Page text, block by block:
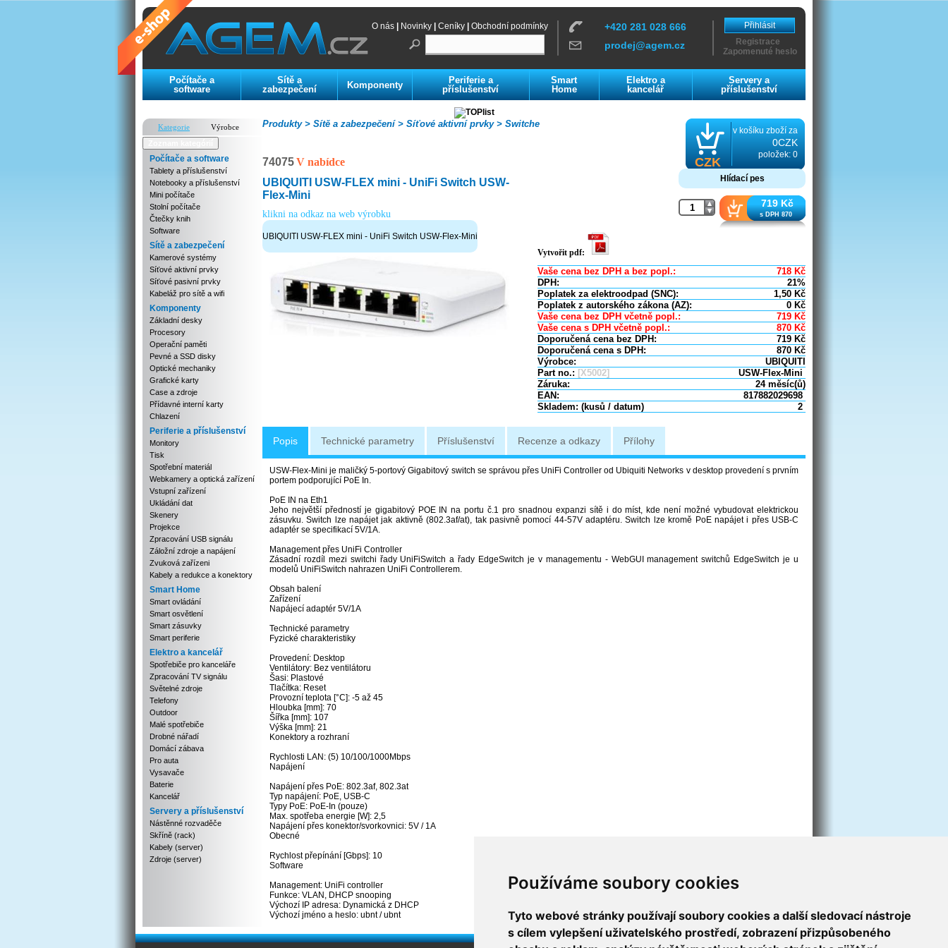
Používáme soubory cookies
Tyto webové stránky používají soubory cookies a další sledovací nástroje
s cílem vylepšení uživatelského prostředí, zobrazení přizpůsobeného
O nás Novinky Ceníky Obchodní podmínky
+420 281 028 666
prodej@agem.cz
Přihlásit
Registrace
Zapomenuté heslo
Počítače a
software
Sítě a
zabezpečení
Komponenty
Periferie a
příslušenství
Smart
Home
Elektro a
kancelář
Servery a
příslušenství
Kategorie
Výrobce
Počítače a software
Tablety a příslušenství
Notebooky a příslušenství
Mini počítače
Stolní počítače
Čtečky knih
Software
Sítě a zabezpečení
Kamerové systémy
Síťové aktivní prvky
Síťové pasivní prvky
Kabeláž pro sítě a wifi
Komponenty
Základní desky
Procesory
Operační paměti
Pevné a SSD disky
Optické mechaniky
Grafické karty
Case a zdroje
Přídavné interní karty
Chlazení
Periferie a příslušenství
Monitory
Tisk
Spotřební materiál
Webkamery a optická zařízení
Vstupní zařízení
Ukládání dat
Skenery
Projekce
Zpracování USB signálu
Záložní zdroje a napájení
Zvuková zařízeni
Kabely a redukce a konektory
Smart Home
Smart ovládání
Smart osvětlení
Smart zásuvky
Smart periferie
Elektro a kancelář
Spotřebiče pro kanceláře
Zpracování TV signálu
Světelné zdroje
Telefony
Outdoor
Malé spotřebiče
Drobné nářadí
Domácí zábava
Pro auta
Vysavače
Baterie
Kancelář
Servery a příslušenství
Nástěnné rozvaděče
Skříně (rack)
Kabely (server)
Zdroje (server)
Switche
Síťové aktivní prvky >
Sítě a zabezpečení >
Produkty >
CZK
v košíku zboží za
0CZK
položek: 0
74075V nabídce
UBIQUITI USW-FLEX mini - UniFi Switch USW-
Flex-Mini
klikni na odkaz na web výrobku
UBIQUITI USW-FLEX mini - UniFi Switch USW-Flex-Mini
Hlídací pes
719 Kč
s DPH 870
Vytvořit pdf:
Vaše cena bez DPH a bez popl.: 718 Kč
DPH:
21%
Poplatek za elektroodpad (SNC):
1,50 Kč
Poplatek z autorského zákona (AZ):
0 Kč
Vaše cena bez DPH včetně popl.:
719 Kč
Vaše cena s DPH včetně popl.:
870 Kč
Doporučená cena bez DPH:
719 Kč
Doporučená cena s DPH:
870 Kč
Výrobce:
UBIQUITI
Part no.: [X5002]
USW-Flex-Mini
Záruka:
24 měsíc(ů)
EAN:
817882029698
Skladem: (kusů / datum)
2
Popis Technické parametry Příslušenství Recenze a odkazy Přílohy
USW-Flex-Mini je maličký 5-portový Gigabitový switch se správou přes UniFi Controller od Ubiquiti Networks v desktop provedení s prvním
portem podporující PoE In.
PoE IN na Eth1
Jeho největší předností je gigabitový POE IN na portu č.1 pro snadnou expanzi sítě i do míst, kde není možné vybudovat elektrickou
zásuvku. Switch lze napájet jak aktivně (802.3af/at), tak pasivně pomocí 44-57V adaptéru. Switch lze kromě PoE napájet i přes USB-C
adaptér se specifikací 5V/1A.
Management přes UniFi Controller
Zásadní rozdíl mezi switchi řady UniFiSwitch a řady EdgeSwitch je v managementu - WebGUI management switchů EdgeSwitch je u
modelů UniFiSwitch nahrazen UniFi Controllerem.
Obsah balení
Zařízení
Napájecí adaptér 5V/1A
Technické parametry
Fyzické charakteristiky
Provedení: Desktop
Ventilátory: Bez ventilátoru
Šasi: Plastové
Tlačítka: Reset
Provozní teplota [°C]: -5 až 45
Hloubka [mm]: 70
Šířka [mm]: 107
Výška [mm]: 21
Konektory a rozhraní
Rychlosti LAN: (5) 10/100/1000Mbps
Napájení
Napájení přes PoE: 802.3af, 802.3at
Typ napájení: PoE, USB-C
Typy PoE: PoE-In (pouze)
Max. spotřeba energie [W]: 2,5
Napájení přes konektor/svorkovnici: 5V / 1A
Obecné
Rychlost přepínání [Gbps]: 10
Software
Management: UniFi controller
Funkce: VLAN, DHCP snooping
Výchozí IP adresa: Dynamická z DHCP
Výchozí jméno a heslo: ubnt / ubnt